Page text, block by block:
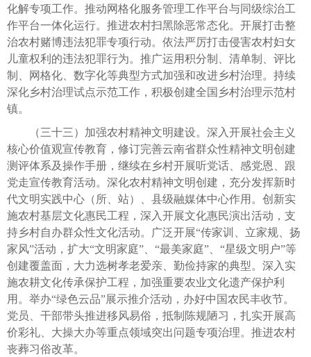
化解专项工作。推动网格化服务管理工作平台与同级综治工
作平台一体化运行。推进农村扫黑除恶常态化。开展打击整
治农村赌博违法犯罪专项行动。依法严厉打击侵害农村妇女
儿童权利的违法犯罪行为。推广运用积分制、清单制、评比
制、网格化、数字化等典型方式加强和改进乡村治理。持续
深化乡村治理试点示范工作，积极创建全国乡村治理示范村
镇。
（三十三）加强农村精神文明建设。深入开展社会主义
核心价值观宣传教育，修订完善云南省群众性精神文明创建
测评体系及操作手册，继续在乡村开展听党话、感党恩、跟
党走宣传教育活动。深化农村精神文明创建，充分发挥新时
代文明实践中心（所、站）、县级融媒体中心作用。创新实
施农村基层文化惠民工程，深入开展文化惠民演出活动，支
持乡村自办群众性文化活动。广泛开展“传家训、立家规、扬
家风”活动，扩大“文明家庭”、“最美家庭”、“星级文明户”等
创建覆盖面，大力选树孝老爱亲、勤俭持家的典型。深入实
施农耕文化传承保护工程，加强重要农业文化遗产保护利
用。举办“绿色云品”展示推介活动，办好中国农民丰收节。
党员、干部带头推进移风易俗，抵制陈规陋习，扎实开展高
价彩礼、大操大办等重点领域突出问题专项治理。推进农村
丧葬习俗改革。